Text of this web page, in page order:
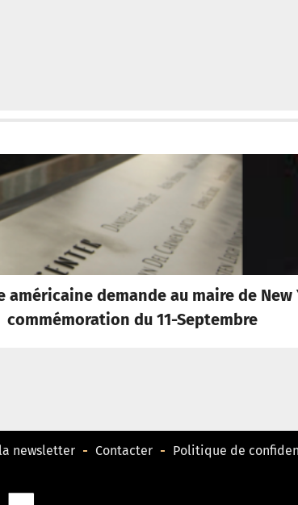
américaine demande au maire de
commémoration du 11-Septembre
newsletter Contacter Politique de